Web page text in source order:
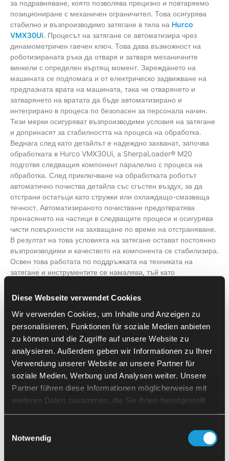
Diese Webseite verwendet Cookies
Wir verwenden Cookies, um Inhalte und Anzeigen zu
personalisieren, Funktionen für soziale Medien anbieten
zu können und die Zugriffe auf unsere Website zu
analysieren. Außerdem geben wir Informationen zu Ihrer
Verwendung unserer Website an unsere Partner für
soziale Medien, Werbung und Analysen weiter. Unsere
Partner führen diese Informationen möglicherweise mit
weiteren Daten zusammen, die Sie ihnen bereitgestellt
haben oder die sie im Rahmen Ihrer Nutzung der Dienste
Notwendig
за подравняване, която позволява прецизно и повтаряемо
позициониране с механичен ограничител. Това осигурява
стабилно и възпроизводимо затягане в тила на Hurco
VMX30Ui. Процесът на затягане се автоматизира чрез
динамометричен гаечен ключ. Това дава възможност на
роботизираната ръка да отваря и затваря механичните
винкели с определен въртящ момент. Зареждането на
машината се подпомага и от електрическо задвижване на
предпазната врата на машината, така че отварянето и
затварянето на вратата да бъде автоматизирано и
интегрирано в процеса по безопасен за персонала начин.
Тези мерки осигуряват възпроизводими условия на затягане
и допринасят за стабилността на процеса на обработка.
Веднага след като детайлът е надеждно захванат, започва
обработката в Hurco VMX30Ui, а SherpaLoader® M20
подготвя следващия компонент паралелно с процеса на
обработка. След приключване на обработката роботът
автоматично почиства детайла със сгъстен въздух, за да
отстрани остатъци като стружки или охлаждащо-смазваща
течност. Автоматизираното почистване предотвратява
пренасянето на частици в следващите процеси и осигурява
чисти повърхности на захващане по време на отстраняване.
В резултат на това условията на затягане остават постоянно
възпроизводими и качеството на компонента се стабилизира.
Освен това работата по поддръжката на техниката на
затягане и инструментите се намалява, тъй като
рамото на робота отстранява готовия детайл с помощта на
поставя подготвеният нов компонент, процесът на затягане
се извършва отново с помощта на динамометричния гаечен
ключ и обработката продължава. Автоматизираното
припокриване на процесите на зареждане и разтоварване
намалява престоя на машината и
работа на шпиндела. След процеса на обработка
SherpaLoader® M20 пренарежда готвия детайл върху склада
за материали.
съвместна работа